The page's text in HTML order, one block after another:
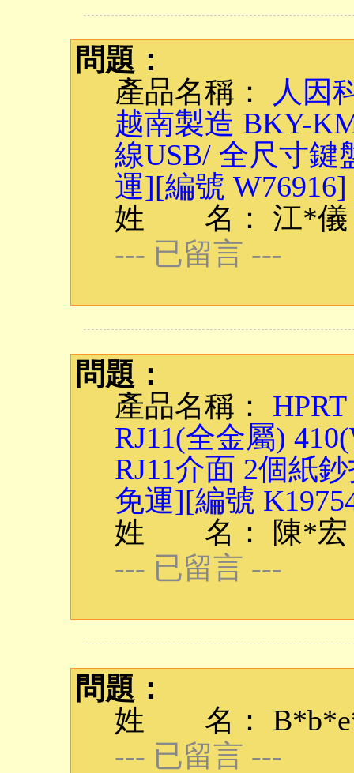
問題：
產品名稱：
人因
越南製造 BKY-
線USB/ 全尺寸鍵
運][編號 W76916]
姓 名： 江*儀
--- 已留言 ---
問題：
產品名稱：
RJ11(全金屬)
RJ11介面 2個紙
免運][編號
姓 名： 陳*宏
--- 已留言 ---
問題：
姓 名：
--- 已留言 ---